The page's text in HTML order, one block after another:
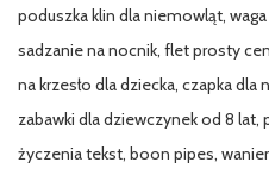
poduszka klin dla niemowląt,
sadzanie na nocnik, flet prosty
na krzesło dla dziecka, czapka
zabawki dla dziewczynek od 8 lat,
życzenia tekst, boon pipes,